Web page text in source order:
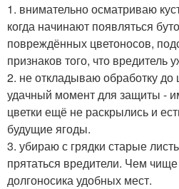
1. внимательно осматриваю
когда начинают появляться
повреждённых цветоносов,
признаков того, что вредитель
2. не откладываю обработку
удачный момент для защиты -
цветки ещё не раскрылись и
будущие ягоды.
3. убираю с грядки старые
прятаться вредители. Чем
долгоносика удобных мест.